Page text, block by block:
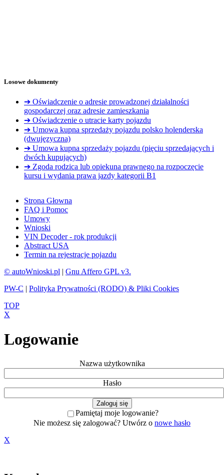
Losowe dokumenty
➔ Oświadczenie o adresie prowadzonej działalności
gospodarczej oraz adresie zamieszkania
➔ Oświadczenie o utracie karty pojazdu
➔ Umowa kupna sprzedaży pojazdu polsko holenderska
(dwujęzyczna)
➔ Umowa kupna sprzedaży pojazdu (pięciu sprzedających i
dwóch kupujących)
➔ Zgoda rodzica lub opiekuna prawnego na rozpoczęcie
kursu i wydania prawa jazdy kategorii B1
Strona Głowna
FAQ i Pomoc
Umowy
Wnioski
VIN Decoder - rok produkcji
Abstract USA
Termin na rejestracje pojazdu
© autoWnioski.pl | Gnu Affero GPL v3.
PW-C | Polityka Prywatności (RODO) & Pliki Cookies
TOP
X
Logowanie
Nazwa użytkownika
Hasło
Pamiętaj moje logowanie?
Nie możesz się zalogować? Utwórz o nowe hasło
X